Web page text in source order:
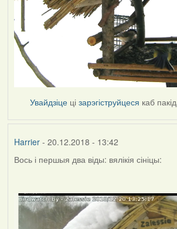
Увайдзіце цізарэгіструйцеся каб
Harrier- 20.12.2018 - 13:42
Вось і першыя два віды: вялікія сініцы: